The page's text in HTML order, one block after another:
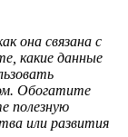
она связана с
какие данные
Обогатите
полезную
или развития